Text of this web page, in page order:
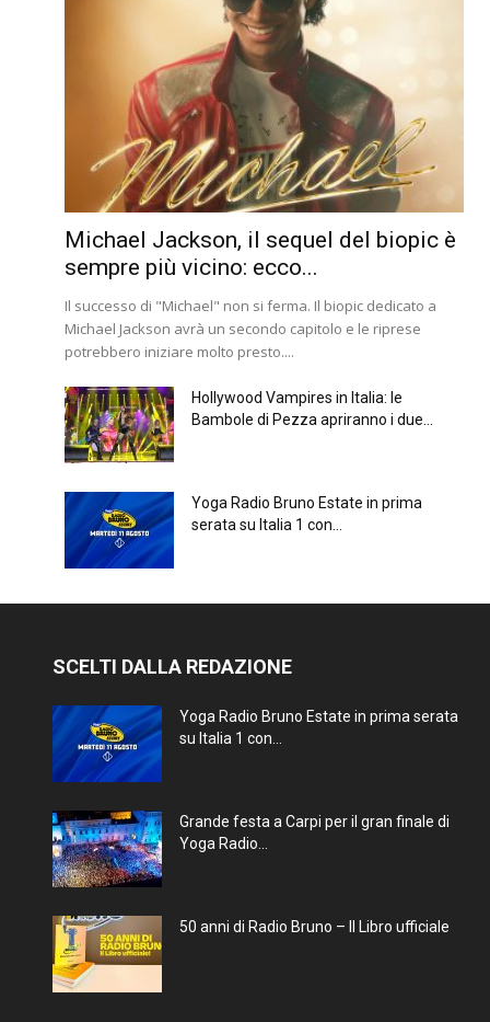
Michael Jackson, il sequel del biopic è
sempre più vicino: ecco...
Il successo di "Michael" non si ferma. Il biopic dedicato a
Michael Jackson avrà un secondo capitolo e le riprese
potrebbero iniziare molto presto....
Hollywood Vampires in Italia: le
Bambole di Pezza apriranno i due...
Yoga Radio Bruno Estate in prima
serata su Italia 1 con...
SCELTI DALLA REDAZIONE
Yoga Radio Bruno Estate in prima serata
su Italia 1 con...
Grande festa a Carpi per il gran finale di
Yoga Radio...
50 anni di Radio Bruno – Il Libro ufficiale